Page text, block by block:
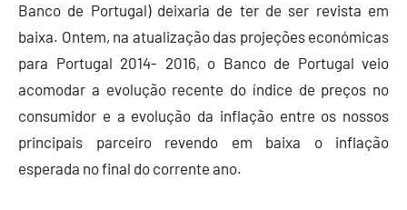
Banco de Portugal) deixaria de ter de ser revista em
baixa. Ontem, na atualização das projeções económicas
para Portugal 2014- 2016, o Banco de Portugal veio
acomodar a evolução recente do índice de preços no
consumidor e a evolução da inflação entre os nossos
principais parceiro revendo em baixa o inflação
esperada no final do corrente ano.